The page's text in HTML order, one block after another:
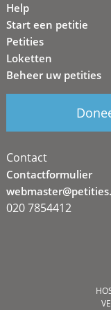
Help
Start een petitie
Petities
Loketten
Beheer uw petities
Contact
Contactformulier
020 7854412